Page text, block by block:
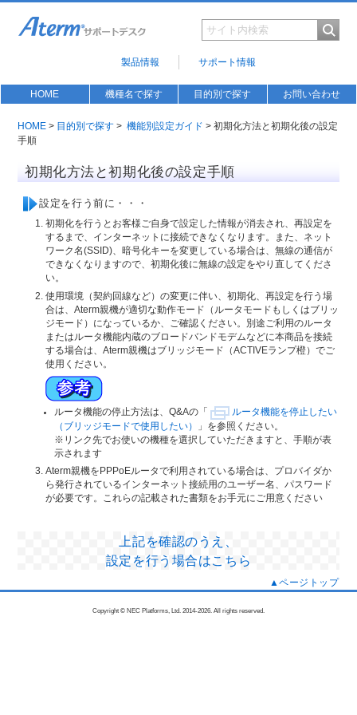
製品情報 サポート情報
HOME 機種名で探す 目的別で探す お問い合わせ
HOME > 目的別で探す >機能別設定ガイド > 初期化方法と初期化後の設定
手順
初期化方法と初期化後の設定手順
設定を行う前に・・・
初期化を行うとお客様ご自身で設定した情報が消去され、再設定を
するまで、インターネットに接続できなくなります。また、ネット
ワーク名(SSID)、暗号化キーを変更している場合は、無線の通信が
できなくなりますので、初期化後に無線の設定をやり直してくださ
い。
使用環境（契約回線など）の変更に伴い、初期化、再設定を行う場
合は、Aterm親機が適切な動作モード（ルータモードもしくはブリッ
ジモード）になっているか、ご確認ください。別途ご利用のルータ
またはルータ機能内蔵のブロードバンドモデムなどに本商品を接続
する場合は、Aterm親機はブリッジモード（ACTIVEランプ橙）でご
使用ください。
ルータ機能の停止方法は、Q&Aの「
ルータ機能を停止したい
（ブリッジモードで使用したい）
」を参照ください。
※リンク先でお使いの機種を選択していただきますと、手順が表
示されます
Aterm親機をPPPoEルータで利用されている場合は、プロバイダか
ら発行されているインターネット接続用のユーザー名、パスワード
が必要です。これらの記載された書類をお手元にご用意ください
上記を確認のうえ、
設定を行う場合はこちら
▲ページトップ
Copyright © NEC Platforms, Ltd. 2014-2026. All rights reserved.